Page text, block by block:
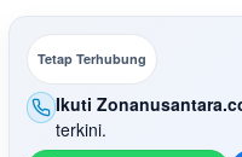
Tetap Terhubung
Ikuti
terkini.